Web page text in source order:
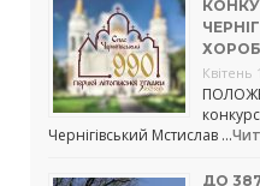
Квітень
Чернігівський Мстислав …
ДО